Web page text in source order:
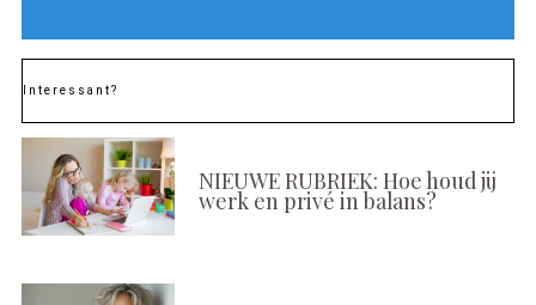
Interessant?
NIEUWE RUBRIEK: Hoe houd jij
werk en privé in balans?